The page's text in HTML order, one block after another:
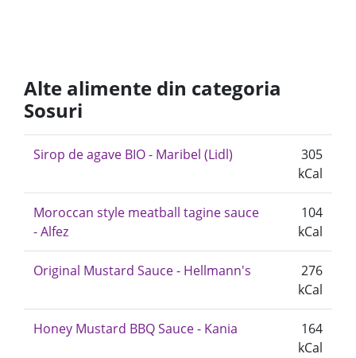
Alte alimente din categoria
Sosuri
Sirop de agave BIO - Maribel (Lidl)
305
kCal
Moroccan style meatball tagine sauce
- Alfez
104
kCal
Original Mustard Sauce - Hellmann's
276
kCal
Honey Mustard BBQ Sauce - Kania
164
kCal